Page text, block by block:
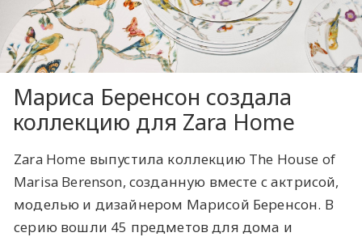
Мариса Беренсон создала
коллекцию для Zara Home
Zara Home выпустила коллекцию The House of
Marisa Berenson, созданную вместе с актрисой,
моделью и дизайнером Марисой Беренсон. В
серию вошли 45 предметов для дома и